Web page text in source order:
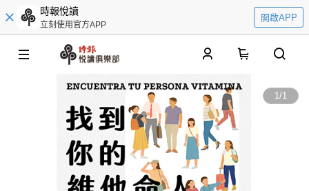
時報悅讀
立刻使用官方APP
開啟APP
1/1